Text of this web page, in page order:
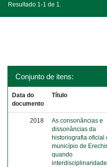
Resultado 1-1 de 1.
Conjunto de itens:
Data do
documento
Título
2018
As consonâncias e
dissonâncias da
historiografia oficial
município de
quando
interdisciplinaridade